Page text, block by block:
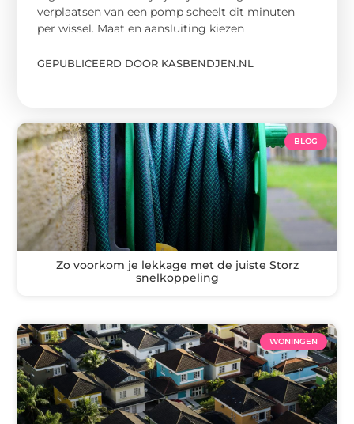
verplaatsen van een pomp scheelt dit minuten
per wissel. Maat en aansluiting kiezen
GEPUBLICEERD DOOR KASBENDJEN.NL
BLOG
Zo voorkom je lekkage met de juiste Storz
snelkoppeling
WONINGEN